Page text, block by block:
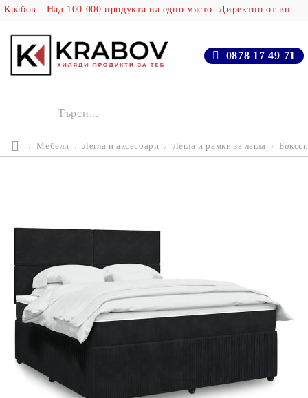
Крабов - Над 100 000 продукта на едно място. Директно от вносителя!
0878 17 49 71
Мебели Легла и аксесоари Легла и рамки за легла